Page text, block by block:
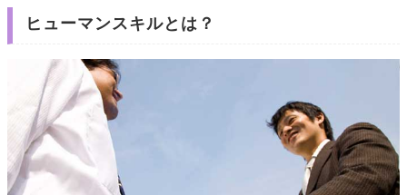
ヒューマンスキルとは？